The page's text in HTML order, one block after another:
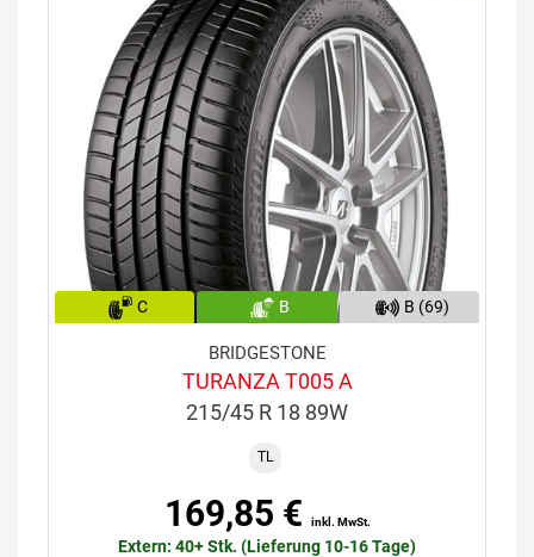
C B B (69)
BRIDGESTONE
TURANZA T005 A
215/45 R 18 89W
TL
169,85 € inkl. MwSt.
Extern: 40+ Stk. (Lieferung 10-16 Tage)